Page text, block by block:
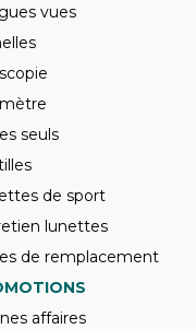
vues
seuls
de sport
lunettes
de remplacement
affaires